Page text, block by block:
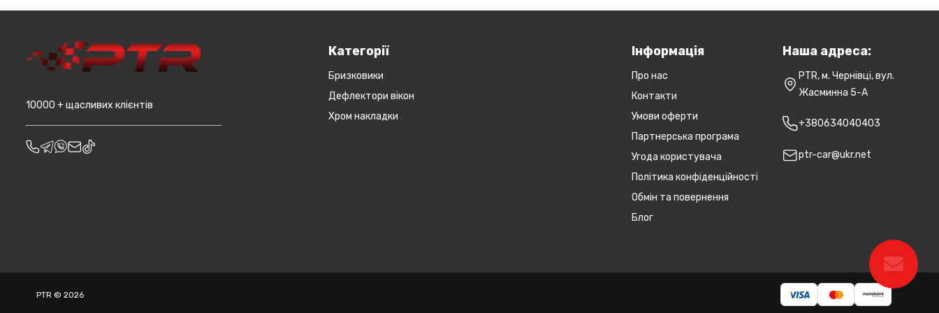
10000 + щасливих клієнтів
Категорії
Бризковики
Дефлектори вікон
Хром накладки
Інформація
Про нас
Контакти
Умови оферти
Партнерська програма
Угода користувача
Політика конфіденційності
Обмін та повернення
Блог
Наша адреса:
PTR, м. Чернівці, вул.
Жасминна 5-А
+380634040403
ptr-car@ukr.net
PTR © 2026